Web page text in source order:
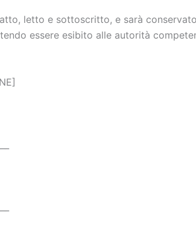
letto e sottoscritto, e sarà
essere esibito alle autorità